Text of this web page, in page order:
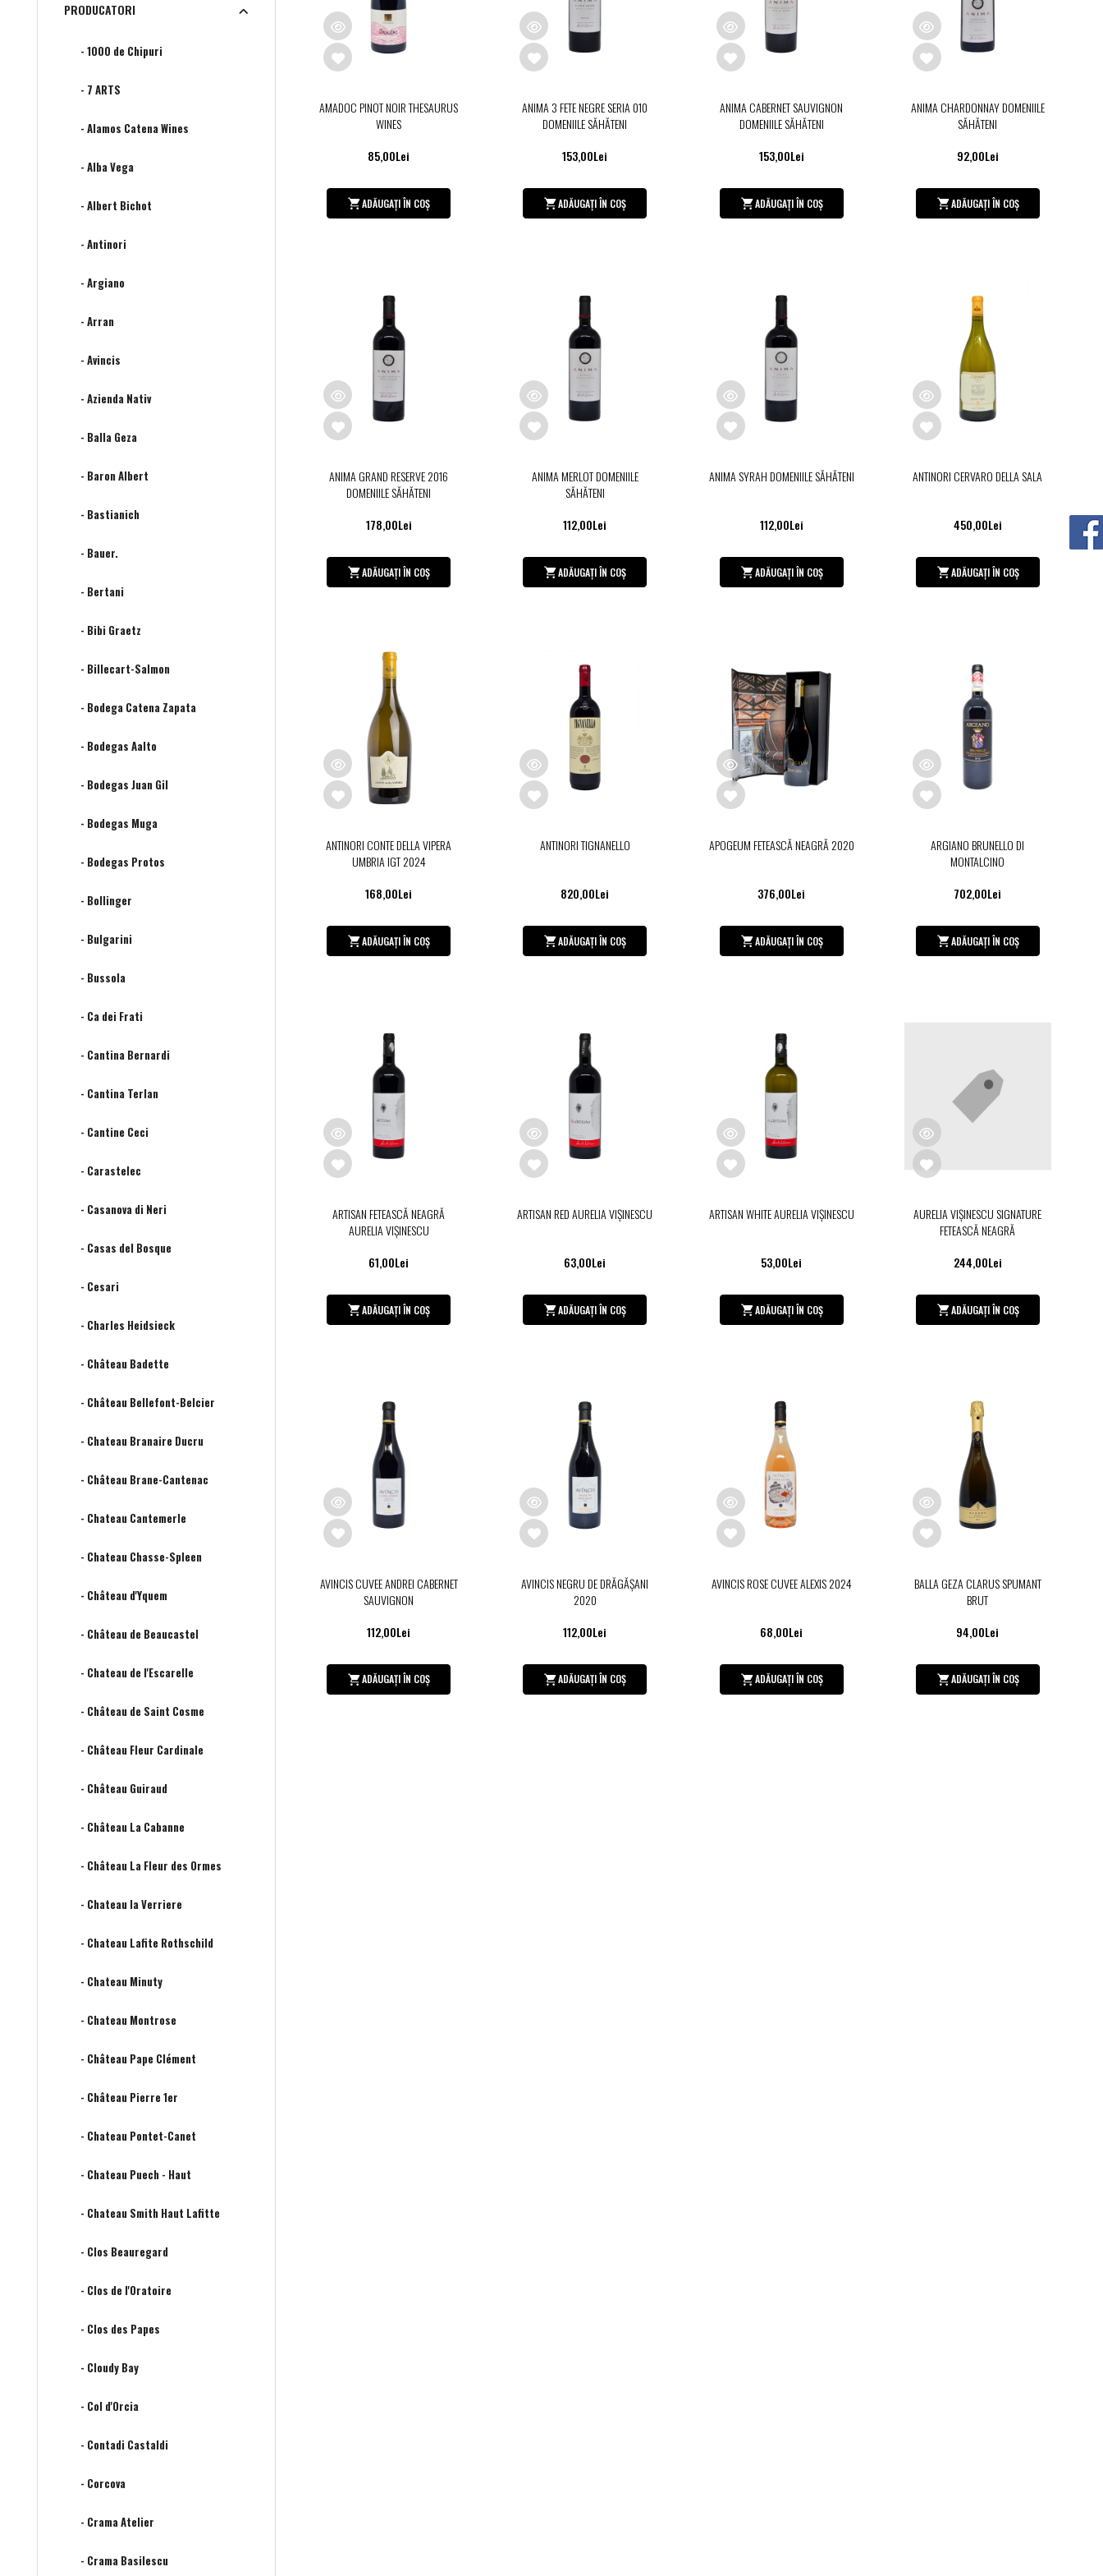
PRODUCATORI
- 1000 de Chipuri
- 7 ARTS
- Alamos Catena Wines
- Alba Vega
- Albert Bichot
- Antinori
- Argiano
- Arran
- Avincis
- Azienda Nativ
- Balla Geza
- Baron Albert
- Bastianich
- Bauer.
- Bertani
- Bibi Graetz
- Billecart-Salmon
- Bodega Catena Zapata
- Bodegas Aalto
- Bodegas Juan Gil
- Bodegas Muga
- Bodegas Protos
- Bollinger
- Bulgarini
- Bussola
- Ca dei Frati
- Cantina Bernardi
- Cantina Terlan
- Cantine Ceci
- Carastelec
- Casanova di Neri
- Casas del Bosque
- Cesari
- Charles Heidsieck
- Château Badette
- Château Bellefont-Belcier
- Chateau Branaire Ducru
- Château Brane-Cantenac
- Chateau Cantemerle
- Chateau Chasse-Spleen
- Château d'Yquem
- Château de Beaucastel
- Chateau de l'Escarelle
- Château de Saint Cosme
- Château Fleur Cardinale
- Château Guiraud
- Château La Cabanne
- Château La Fleur des Ormes
- Chateau la Verriere
- Chateau Lafite Rothschild
- Chateau Minuty
- Chateau Montrose
- Château Pape Clément
- Château Pierre 1er
- Chateau Pontet-Canet
- Chateau Puech - Haut
- Chateau Smith Haut Lafitte
- Clos Beauregard
- Clos de l'Oratoire
- Clos des Papes
- Cloudy Bay
- Col d'Orcia
- Contadi Castaldi
- Corcova
- Crama Atelier
- Crama Basilescu
AMADOC PINOT NOIR THESAURUS
WINES
85,00Lei
ADĂUGAȚI ÎN COȘ
ANIMA 3 FETE NEGRE SERIA 010
DOMENIILE SĂHĂTENI
153,00Lei
ADĂUGAȚI ÎN COȘ
ANIMA CABERNET SAUVIGNON
DOMENIILE SĂHĂTENI
153,00Lei
ADĂUGAȚI ÎN COȘ
ANIMA CHARDONNAY DOMENIILE
SĂHĂTENI
92,00Lei
ADĂUGAȚI ÎN COȘ
ANIMA GRAND RESERVE 2016
DOMENIILE SĂHĂTENI
178,00Lei
ADĂUGAȚI ÎN COȘ
ANIMA MERLOT DOMENIILE
SĂHĂTENI
112,00Lei
ADĂUGAȚI ÎN COȘ
ANIMA SYRAH DOMENIILE SĂHĂTENI
112,00Lei
ADĂUGAȚI ÎN COȘ
ANTINORI CERVARO DELLA SALA
450,00Lei
ADĂUGAȚI ÎN COȘ
ANTINORI CONTE DELLA VIPERA
UMBRIA IGT 2024
168,00Lei
ADĂUGAȚI ÎN COȘ
ANTINORI TIGNANELLO
820,00Lei
ADĂUGAȚI ÎN COȘ
APOGEUM FETEASCĂ NEAGRĂ 2020
376,00Lei
ADĂUGAȚI ÎN COȘ
ARGIANO BRUNELLO DI
MONTALCINO
702,00Lei
ADĂUGAȚI ÎN COȘ
ARTISAN FETEASCĂ NEAGRĂ
AURELIA VIŞINESCU
61,00Lei
ADĂUGAȚI ÎN COȘ
ARTISAN RED AURELIA VIŞINESCU
63,00Lei
ADĂUGAȚI ÎN COȘ
ARTISAN WHITE AURELIA VIŞINESCU
53,00Lei
ADĂUGAȚI ÎN COȘ
AURELIA VIŞINESCU SIGNATURE
FETEASCĂ NEAGRĂ
244,00Lei
ADĂUGAȚI ÎN COȘ
AVINCIS CUVEE ANDREI CABERNET
SAUVIGNON
112,00Lei
ADĂUGAȚI ÎN COȘ
AVINCIS NEGRU DE DRĂGĂŞANI
2020
112,00Lei
ADĂUGAȚI ÎN COȘ
AVINCIS ROSE CUVEE ALEXIS 2024
68,00Lei
ADĂUGAȚI ÎN COȘ
BALLA GEZA CLARUS SPUMANT
BRUT
94,00Lei
ADĂUGAȚI ÎN COȘ